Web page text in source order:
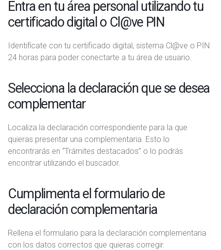
e
n
o
Entra en tu área personal utilizando tu
certificado digital o Cl@ve PIN
Identifícate con tu certificado digital, sistema Cl@ve o PIN
24 horas para poder conectarte a tu área de usuario.
Selecciona la declaración que se desea
complementar
Localiza la declaración correspondiente para la que
quieras presentar una complementaria. Esto lo
encontrarás en “Trámites destacados” o lo podrás
encontrar utilizando el buscador.
Cumplimenta el formulario de
declaración complementaria
Rellena el formulario para la declaración complementaria
con los datos correctos que quieras corregir.